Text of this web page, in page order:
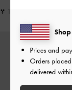
¥ 15,900
Prices and
Orders
delivered